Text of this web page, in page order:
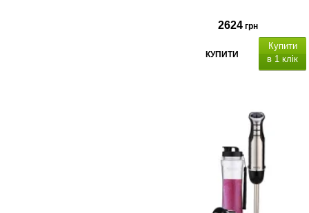
2624 грн
КУПИТИ
Купити
в 1 клік